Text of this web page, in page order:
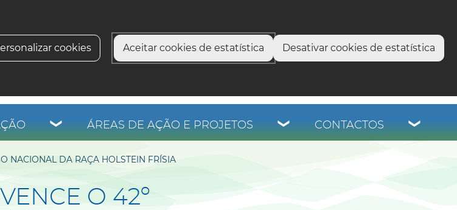
cookies Aceitar cookies de estatística Desativar cookies de estatística
ÁREAS DE AÇÃO E PROJETOS CONTACTOS
NACIONAL DA RAÇA HOLSTEIN FRÍSIA
O 42º